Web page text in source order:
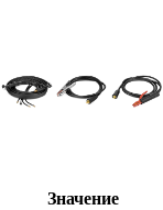
Значение